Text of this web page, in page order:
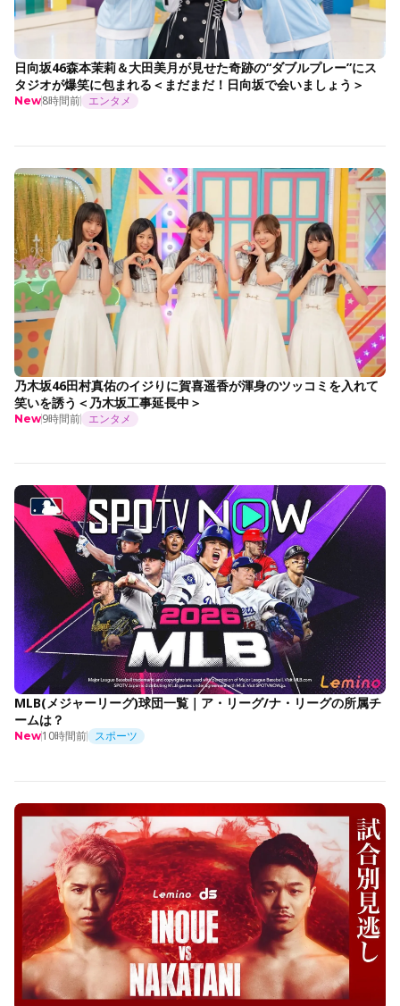
日向坂46森本茉莉＆大田美月が見せた奇跡の“ダブルプレー”にス
タジオが爆笑に包まれる＜まだまだ！日向坂で会いましょう＞
New8時間前 エンタメ
乃木坂46田村真佑のイジりに賀喜遥香が渾身のツッコミを入れて
笑いを誘う＜乃木坂工事延長中＞
New9時間前 エンタメ
MLB(メジャーリーグ)球団一覧｜ア・リーグ/ナ・リーグの所属チ
ームは？
New10時間前 スポーツ